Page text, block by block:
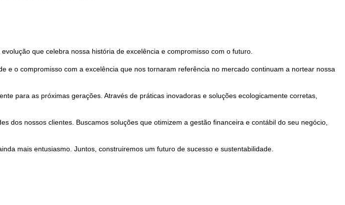
que celebra nossa história de excelência e compromisso com o futuro.
e o compromisso com a excelência que nos tornaram referência no mercado continuam a nortear nossa
para as próximas gerações. Através de práticas inovadoras e soluções ecologicamente corretas,
dos nossos clientes. Buscamos soluções que otimizem a gestão financeira e contábil do seu negócio,
mais entusiasmo. Juntos, construiremos um futuro de sucesso e sustentabilidade.